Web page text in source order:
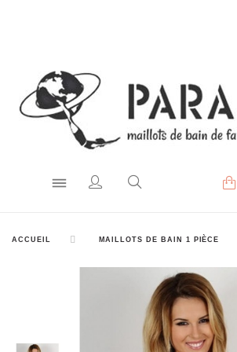
ACCUEIL MAILLOTS DE BAIN 1 PIÈCE